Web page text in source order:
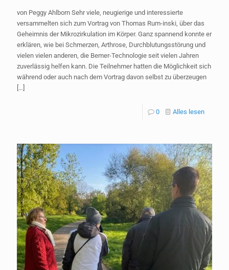
von Peggy Ahlborn Sehr viele, neugierige und interessierte
versammelten sich zum Vortrag von Thomas Rum-inski, über das
Geheimnis der Mikrozirkulation im Körper. Ganz spannend konnte er
erklären, wie bei Schmerzen, Arthrose, Durchblutungsstörung und
vielen vielen anderen, die Bemer-Technologie seit vielen Jahren
zuverlässig helfen kann. Die Teilnehmer hatten die Möglichkeit sich
während oder auch nach dem Vortrag davon selbst zu überzeugen
[…]
0 Alles lesen